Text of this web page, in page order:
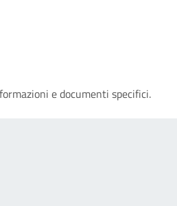
e documenti specifici.